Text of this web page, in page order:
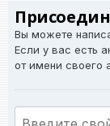
Вы можете
Если у вас есть
от имени своего